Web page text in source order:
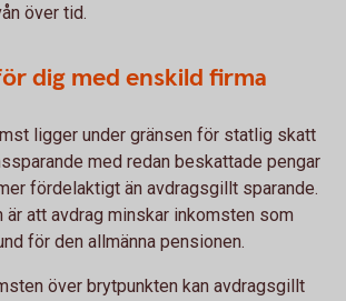
över tid.
dig med enskild firma
ligger under gränsen för statlig skatt
med redan beskattade pengar
fördelaktigt än avdragsgillt sparande.
är att avdrag minskar inkomsten som
för den allmänna pensionen.
över brytpunkten kan avdragsgillt